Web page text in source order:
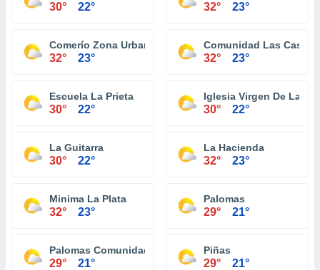
30° 22° 32° 23°
Comerío Zona Urbana
32° 23°
Comunidad Las Casitas
32° 23°
Escuela La Prieta
30° 22°
Iglesia Virgen De La
30° 22°
La Guitarra
30° 22°
La Hacienda
32° 23°
Minima La Plata
32° 23°
Palomas
29° 21°
Palomas Comunidad
29° 21°
Piñas
29° 21°